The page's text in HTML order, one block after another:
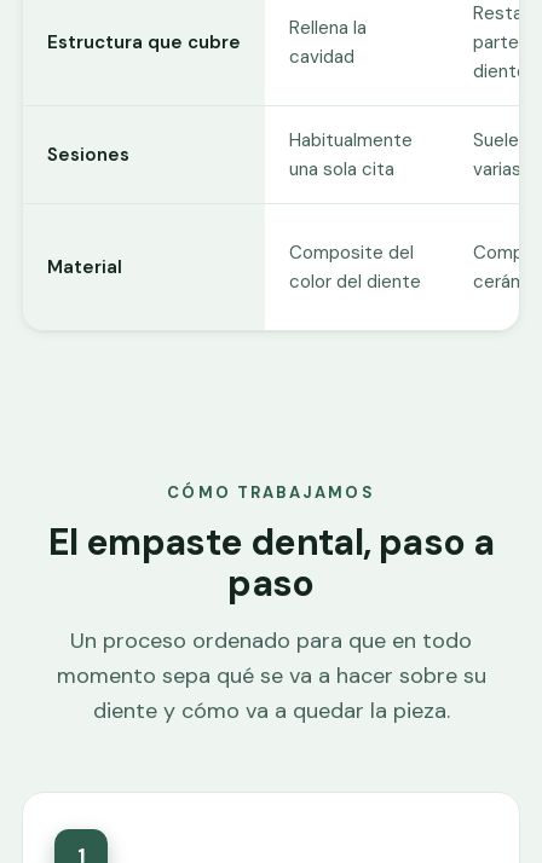
Estructura que cubre
Rellena la
cavidad
parte
diente
Sesiones
Habitualmente
una sola cita
Suele
varias
Material
Composite del
color del diente
CÓMO TRABAJAMOS
El empaste dental, paso a
paso
Un proceso ordenado para que en todo
momento sepa qué se va a hacer sobre su
diente y cómo va a quedar la pieza.
1